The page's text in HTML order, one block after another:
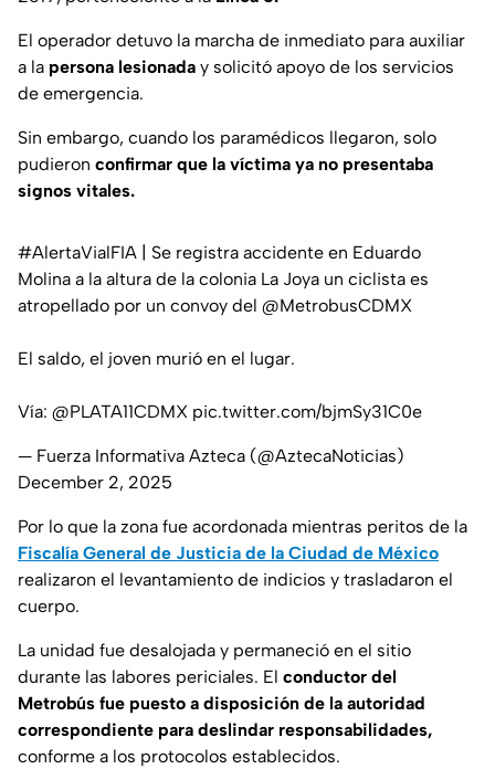
El operador detuvo la marcha de inmediato para auxiliar
a la persona lesionada y solicitó apoyo de los servicios
de emergencia.
Sin embargo, cuando los paramédicos llegaron, solo
pudieron confirmar que la víctima ya no presentaba
signos vitales.
#AlertaVialFIA | Se registra accidente en Eduardo
Molina a la altura de la colonia La Joya un ciclista es
atropellado por un convoy del @MetrobusCDMX
El saldo, el joven murió en el lugar.
Vía: @PLATA11CDMX pic.twitter.com/bjmSy31C0e
— Fuerza Informativa Azteca (@AztecaNoticias)
December 2, 2025
Por lo que la zona fue acordonada mientras peritos de la
Fiscalía General de Justicia de la Ciudad de México
realizaron el levantamiento de indicios y trasladaron el
cuerpo.
La unidad fue desalojada y permaneció en el sitio
durante las labores periciales. El conductor del
Metrobús fue puesto a disposición de la autoridad
correspondiente para deslindar responsabilidades,
conforme a los protocolos establecidos.